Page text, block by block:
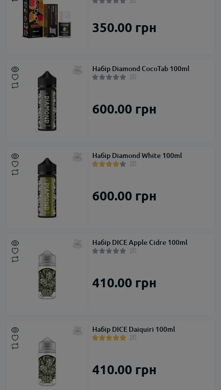
350.00 грн
Набір Diamond CocoTab 100ml
600.00 грн
Набір Diamond White 100ml
600.00 грн
Набір DICE Apple Cidre 100ml
410.00 грн
Набір DICE Daiquiri 100ml
410.00 грн